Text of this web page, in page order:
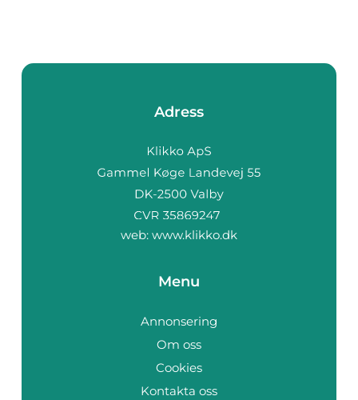
Adress
web: www.klikko.dk
Menu
Annonsering
Om oss
Cookies
Kontakta oss